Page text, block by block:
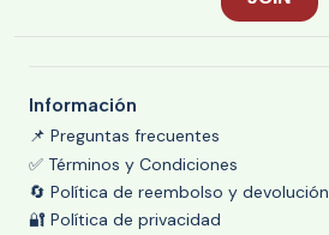
Información
📌 Preguntas frecuentes
✅ Términos y Condiciones
🔄 Política de reembolso y devolución
🔐 Política de privacidad